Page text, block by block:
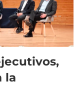
la